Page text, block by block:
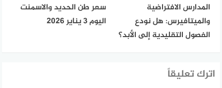
المدارس الافتراضية
والميتافيرس: هل نودع
الفصول التقليدية إلى الأبد؟
سعر طن الحديد والاسمنت
اليوم 3 يناير 2026
اترك تعليقاً